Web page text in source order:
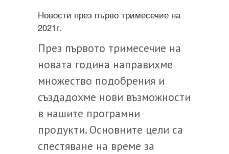
Новости през първо тримесечие на
2021г.
През първото тримесечие на
новата година направихме
множество подобрения и
създадохме нови възможности
в нашите програмни
продукти. Основните цели са
спестяване на време за